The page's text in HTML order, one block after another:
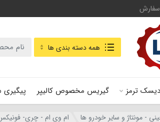
سفارش
دیسک ترمز گیریس مخصوص کالیپر
جستجو در:همه دسته بندی ها
- مونتاژ و سایر خودرو ها ام وی ام - چری-